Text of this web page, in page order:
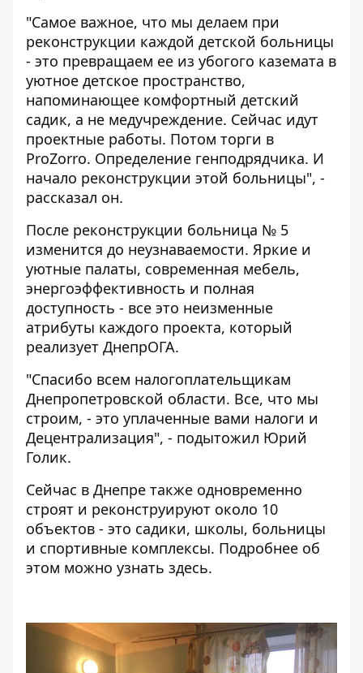
"Самое важное, что мы делаем при
реконструкции каждой детской больницы
- это превращаем ее из убогого каземата в
уютное детское пространство,
напоминающее комфортный детский
садик, а не медучреждение. Сейчас идут
проектные работы. Потом торги в
ProZorro. Определение генподрядчика. И
начало реконструкции этой больницы", -
рассказал он.
После реконструкции больница № 5
изменится до неузнаваемости. Яркие и
уютные палаты, современная мебель,
энергоэффективность и полная
доступность - все это неизменные
атрибуты каждого проекта, который
реализует ДнепрОГА.
"Спасибо всем налогоплательщикам
Днепропетровской области. Все, что мы
строим, - это уплаченные вами налоги и
Децентрализация", - подытожил Юрий
Голик.
Сейчас в Днепре также одновременно
строят и реконструируют около 10
объектов - это садики, школы, больницы
и спортивные комплексы. Подробнее об
этом можно узнать здесь.